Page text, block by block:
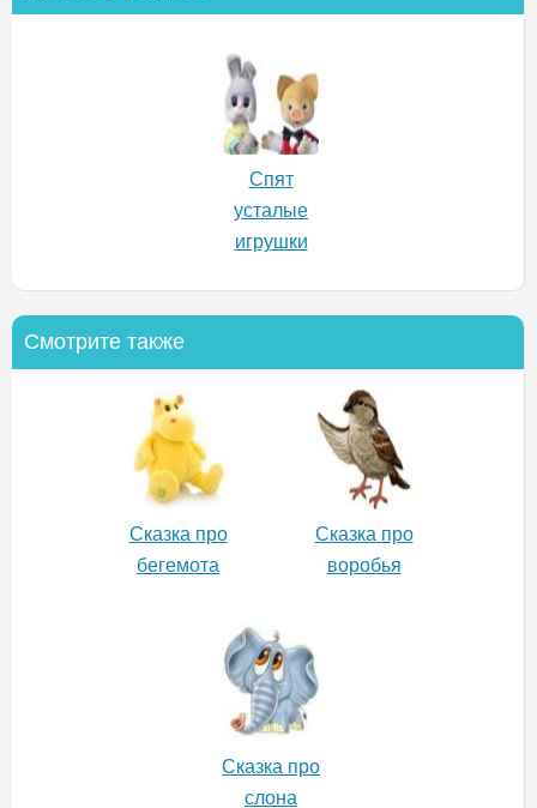
Спят
усталые
игрушки
Смотрите также
Сказка про
бегемота
Сказка про
воробья
Сказка про
слона